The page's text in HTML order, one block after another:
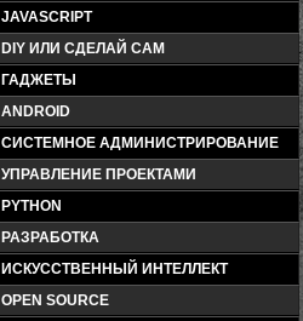
JAVASCRIPT
DIY ИЛИ СДЕЛАЙ САМ
ГАДЖЕТЫ
ANDROID
СИСТЕМНОЕ АДМИНИСТРИРОВАНИЕ
УПРАВЛЕНИЕ ПРОЕКТАМИ
PYTHON
РАЗРАБОТКА
ИСКУССТВЕННЫЙ ИНТЕЛЛЕКТ
OPEN SOURCE